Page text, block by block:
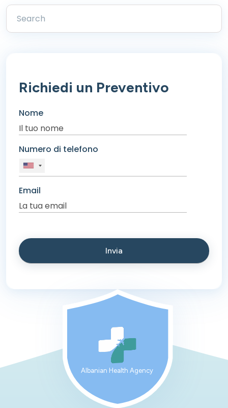
Richiedi un Preventivo
Nome
Numero di telefono
Email
Albanian Health Agency